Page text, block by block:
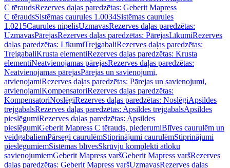
C tēraudsRezerves daļas paredzētas: Geberit Mapress
C tēraudsSistēmas caurules 1.0034Sistēmas caurules
1.0215Caurules nipelisUzmavasRezerves daļas paredzētas:
UzmavasPārejasRezerves daļas paredzētas: PārejasLīkumiRezerves
daļas paredzētas: LīkumiTrejgabaliRezerves daļas paredzētas:
TrejgabaliKrusta elementiRezerves daļas paredzētas: Krusta
elementiNeatvienojamas pārejasRezerves daļas paredzētas:
Neatvienojamas pārejasPārejas un savienojumi,
atvienojamiRezerves daļas paredzētas: Pārejas un savienojumi,
atvienojamiKompensatoriRezerves daļas paredzētas:
KompensatoriNoslēgiRezerves daļas paredzētas: NoslēgiApsildes
trejgabalsRezerves daļas paredzētas: Apsildes trejgabalsApsildes
pieslēgumiRezerves daļas paredzētas: Apsildes
pieslēgumiGeberit Mapress C tērauds, piederumiBlīves caurulēm un
veidgabaliemPārsegi caurulēmStiprinājumi caurulēmStiprinājumi
pieslēgumiemSistēmas blīvesSkrūvju komplekti atloku
savienojumiemGeberit Mapress varšGeberit Mapress varšRezerves
daļas paredzētas: Geberit Mapress varšUzmavasRezerves daļas